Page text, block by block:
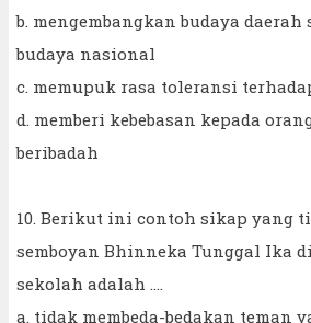
b. mengembangkan budaya daerah
budaya nasional
c. memupuk rasa toleransi
d. memberi kebebasan kepada
beribadah
10. Berikut ini contoh sikap yang
semboyan Bhinneka Tunggal Ika
sekolah adalah ....
a. tidak membeda-bedakan teman